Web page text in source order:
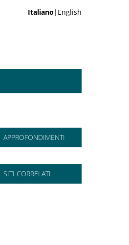
Italiano |English
APPROFONDIMENTI
SITI CORRELATI